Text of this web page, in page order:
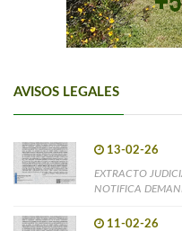
AVISOS LEGALES
13-02-26
EXTRACTO
NOTIFICA
11-02-26